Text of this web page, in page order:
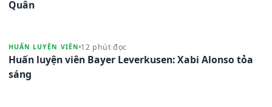
Quân
HUẤN LUYỆN VIÊN 12 phút đọc
Huấn luyện viên Bayer Leverkusen: Xabi Alonso tỏa
sáng